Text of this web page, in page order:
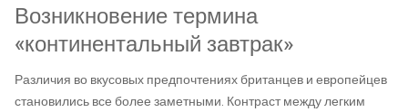
Возникновение термина
«континентальный завтрак»
Различия во вкусовых предпочтениях британцев и европейцев
становились все более заметными. Контраст между легким